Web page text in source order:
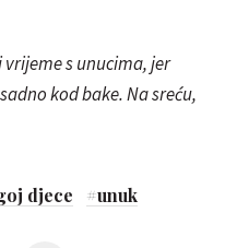
s unucima, jer
kod bake. Na sreću,
djece #unuk